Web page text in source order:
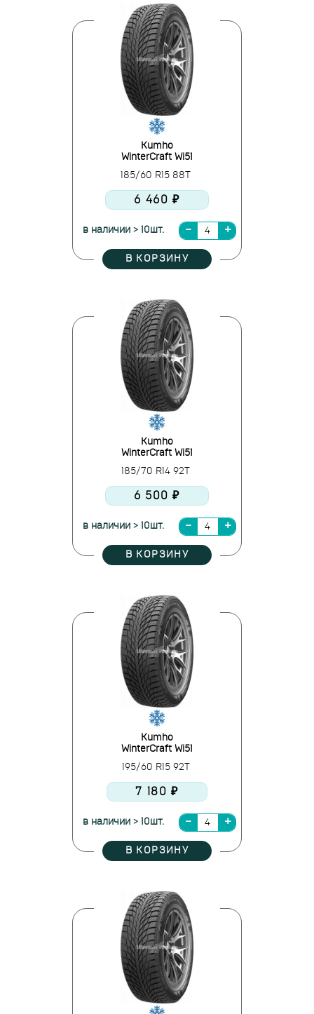
Kumho
WinterCraft Wi51
185/60 R15 88T
6 460 ₽
в наличии > 10шт.
В КОРЗИНУ
Kumho
WinterCraft Wi51
185/70 R14 92T
6 500 ₽
в наличии > 10шт.
В КОРЗИНУ
Kumho
WinterCraft Wi51
195/60 R15 92T
7 180 ₽
в наличии > 10шт.
В КОРЗИНУ